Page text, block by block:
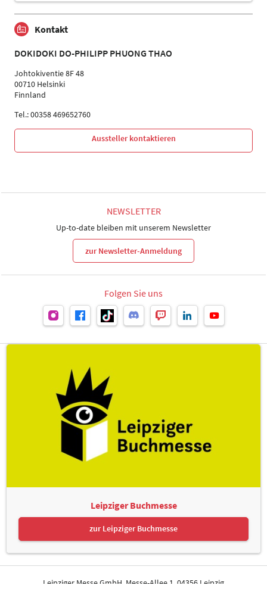
Kontakt
DOKIDOKI DO-PHILIPP PHUONG THAO
Johtokiventie 8F 48
00710 Helsinki
Finnland
Tel.: 00358 469652760
Aussteller kontaktieren
NEWSLETTER
Up-to-date bleiben mit unserem Newsletter
zur Newsletter-Anmeldung
Folgen Sie uns
Leipziger Buchmesse
zur Leipziger Buchmesse
Leipziger Messe GmbH, Messe-Allee 1, 04356 Leipzig